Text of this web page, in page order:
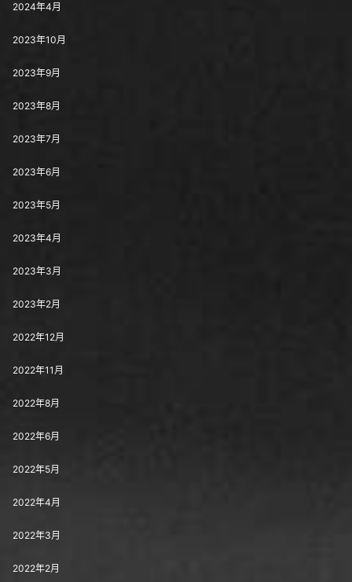
2024年4月
2023年10月
2023年9月
2023年8月
2023年7月
2023年6月
2023年5月
2023年4月
2023年3月
2023年2月
2022年12月
2022年11月
2022年8月
2022年6月
2022年5月
2022年4月
2022年3月
2022年2月